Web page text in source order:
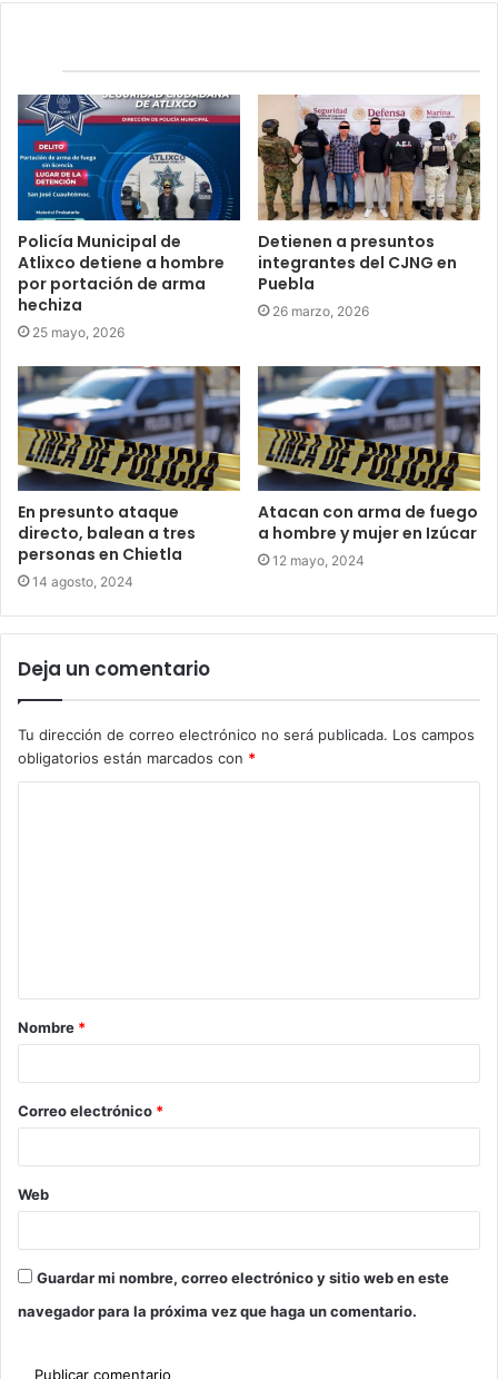
Policía Municipal de
Atlixco detiene a hombre
por portación de arma
hechiza
25 mayo, 2026
Detienen a presuntos
integrantes del CJNG en
Puebla
26 marzo, 2026
En presunto ataque
directo, balean a tres
personas en Chietla
14 agosto, 2024
Atacan con arma de fuego
a hombre y mujer en Izúcar
12 mayo, 2024
Deja un comentario
Tu dirección de correo electrónico no será publicada. Los campos
obligatorios están marcados con *
Nombre *
Correo electrónico *
Web
Guardar mi nombre, correo electrónico y sitio web en este
navegador para la próxima vez que haga un comentario.